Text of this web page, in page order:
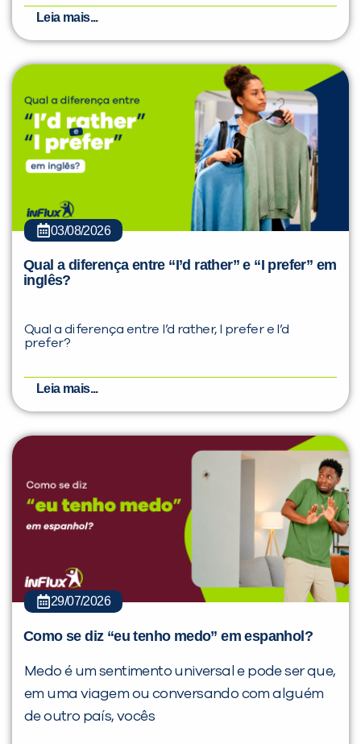
Leia mais...
03/08/2026
Qual a diferença entre “I’d rather” e “I prefer” em
inglês?
Qual a diferença entre I’d rather, I prefer e I’d
prefer?
Leia mais...
29/07/2026
Como se diz “eu tenho medo” em espanhol?
Medo é um sentimento universal e pode ser que,
em uma viagem ou conversando com alguém
de outro país, vocês